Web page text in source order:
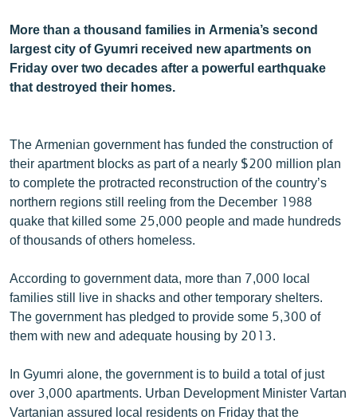
ԿՈՐՈՆԱՎԻՐՈՒՍ
ԱՐԽԻՎ
ՏԵՍԱՆՅՈՒԹԵՐ
ՁԳՏԵԼՈՎ ԼԱՎԱԳՈՒՅՆԻՆ
ՓՈԴՔԱՍԹ
Հայերեն
English
Русский
ՀԵՏԵՎԵՔ ՄԵԶ
More than a thousand families in Armenia’s second
largest city of Gyumri received new apartments on
Friday over two decades after a powerful earthquake
that destroyed their homes.
The Armenian government has funded the construction of
their apartment blocks as part of a nearly $200 million plan
to complete the protracted reconstruction of the country’s
northern regions still reeling from the December 1988
quake that killed some 25,000 people and made hundreds
of thousands of others homeless.
According to government data, more than 7,000 local
families still live in shacks and other temporary shelters.
The government has pledged to provide some 5,300 of
them with new and adequate housing by 2013.
In Gyumri alone, the government is to build a total of just
over 3,000 apartments. Urban Development Minister Vartan
Vartanian assured local residents on Friday that the